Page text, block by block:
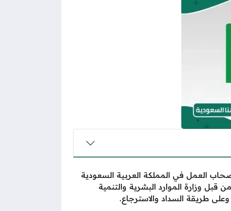
العمل في المملكة العربية السعودية
وزارة الموارد البشرية والتنمية
طريقة السداد والاسترجاع.